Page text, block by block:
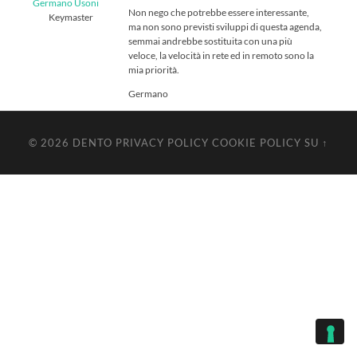
Germano Usoni
Keymaster
Non nego che potrebbe essere interessante,
ma non sono previsti sviluppi di questa agenda,
semmai andrebbe sostituita con una più
veloce, la velocità in rete ed in remoto sono la
mia priorità.
Germano
© 2026 DENTO PRIVACY POLICY COOKIE POLICY SU ↑